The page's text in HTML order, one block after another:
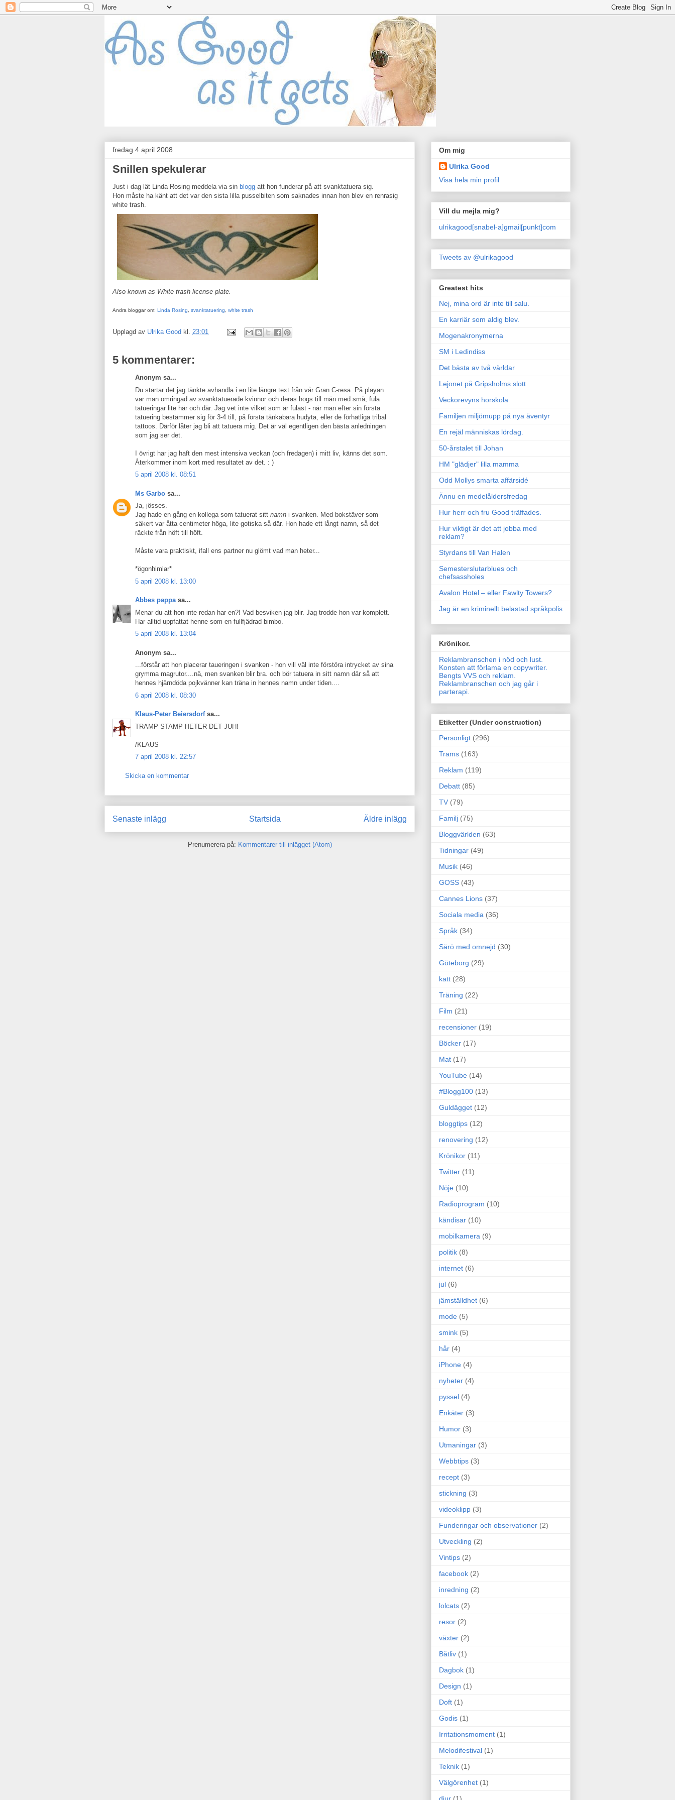
fredag 4 april 2008
Snillen spekulerar
Just i dag lät Linda Rosing meddela via sin blogg att hon funderar på att svanktatuera sig.
Hon måste ha känt att det var den sista lilla pusselbiten som saknades innan hon blev en renrasig
white trash.
Also known as White trash license plate.
Andra bloggar om: Linda Rosing svanktatuering white trash
Upplagd av Ulrika Good kl. 23:01
5 kommentarer:
Anonym sa...
Du startar det jag tänkte avhandla i en lite längre text från vår Gran C-resa. På playan
var man omringad av svanktatuerade kvinnor och deras hogs till män med små, fula
tatueringar lite här och där. Jag vet inte vilket som är fulast - när man efter sin första
tatuering bestämmer sig för 3-4 till, på första tänkabara hudyta, eller de förhatliga tribal
tattoos. Därför låter jag bli att tatuera mig. Det är väl egentligen den bästa anledningen
som jag ser det.
I övrigt har jag haft den mest intensiva veckan (och fredagen) i mitt liv, känns det som.
Återkommer inom kort med resultatet av det. : )
5 april 2008 kl. 08:51
Ms Garbo sa...
Ja, jösses.
Jag hade en gång en kollega som tatuerat sitt namn i svanken. Med bokstäver som
säkert var åtta centimeter höga, lite gotiska så där. Hon hade ett långt namn, så det
räckte från höft till höft.
Måste vara praktiskt, ifall ens partner nu glömt vad man heter...
*ögonhimlar*
5 april 2008 kl. 13:00
Abbes pappasa...
Menar du att hon inte redan har en?! Vad besviken jag blir. Jag trodde hon var komplett.
Har alltid uppfattat henne som en fullfjädrad bimbo.
5 april 2008 kl. 13:04
Anonym sa...
...förstår att hon placerar taueringen i svanken - hon vill väl inte förstöra intrycket av sina
grymma magrutor....nä, men svanken blir bra. och bör tatuera in sitt namn där så att
hennes hjärndöda pojkvänner kan träna in hennes namn under tiden....
6 april 2008 kl. 08:30
Klaus-Peter Beiersdorfsa...
TRAMP STAMP HETER DET JUH!
/KLAUS
7 april 2008 kl. 22:57
Skicka en kommentar
Senaste inlägg Äldre inlägg
Startsida
Prenumerera på: Kommentarer till inlägget (Atom)
Om mig
Ulrika Good
Visa hela min profil
Vill du mejla mig?
ulrikagood[snabel-a]gmail[punkt]com
Tweets av @ulrikagood
Greatest hits
Nej, mina ord är inte till salu.
En karriär som aldig blev.
Mogenakronymerna
SM i Ledindiss
Det bästa av två världar
Lejonet på Gripsholms slott
Veckorevyns horskola
Familjen miljömupp på nya äventyr
En rejäl människas lördag.
50-årstalet till Johan
HM "glädjer" lilla mamma
Odd Mollys smarta affärsidé
Ännu en medelåldersfredag
Hur herr och fru Good träffades.
Hur viktigt är det att jobba med
reklam?
Styrdans till Van Halen
Semesterslutarblues och
chefsassholes
Avalon Hotel – eller Fawlty Towers?
Jag är en kriminellt belastad språkpolis
Krönikor.
Reklambranschen i nöd och lust.
Konsten att förlama en copywriter.
Bengts VVS och reklam.
Reklambranschen och jag går i
parterapi.
Etiketter (Under construction)
Personligt (296)
Trams (163)
Reklam (119)
Debatt (85)
TV (79)
Familj (75)
Bloggvärlden (63)
Tidningar (49)
Musik (46)
GOSS (43)
Cannes Lions (37)
Sociala media (36)
Språk (34)
Särö med omnejd (30)
Göteborg (29)
katt (28)
Träning (22)
Film (21)
recensioner (19)
Böcker (17)
Mat (17)
YouTube (14)
#Blogg100 (13)
Guldägget (12)
bloggtips (12)
renovering (12)
Krönikor (11)
Twitter (11)
Nöje (10)
Radioprogram (10)
kändisar (10)
mobilkamera (9)
politik (8)
internet (6)
jul (6)
jämställdhet (6)
mode (5)
smink (5)
hår (4)
iPhone (4)
nyheter (4)
pyssel (4)
Enkäter (3)
Humor (3)
Utmaningar (3)
Webbtips (3)
recept (3)
stickning (3)
videoklipp (3)
Funderingar och observationer (2)
Utveckling (2)
Vintips (2)
facebook (2)
inredning (2)
lolcats (2)
resor (2)
växter (2)
Båtliv (1)
Dagbok (1)
Design (1)
Doft (1)
Godis (1)
Irritationsmoment (1)
Melodifestival (1)
Teknik (1)
Välgörenhet (1)